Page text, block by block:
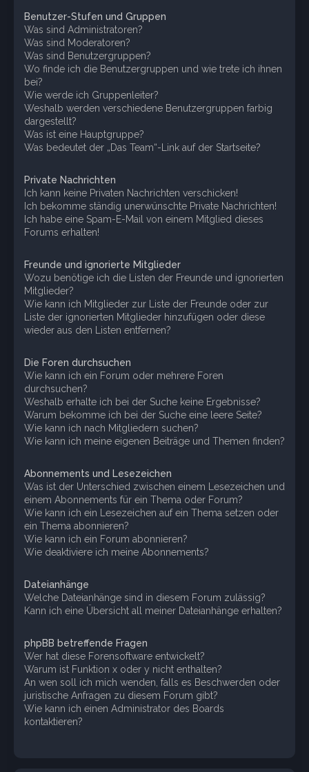
Benutzer-Stufen und Gruppen
Was sind Administratoren?
Was sind Moderatoren?
Was sind Benutzergruppen?
Wo finde ich die Benutzergruppen und wie trete ich ihnen
bei?
Wie werde ich Gruppenleiter?
Weshalb werden verschiedene Benutzergruppen farbig
dargestellt?
Was ist eine Hauptgruppe?
Was bedeutet der „Das Team“-Link auf der Startseite?
Private Nachrichten
Ich kann keine Privaten Nachrichten verschicken!
Ich bekomme ständig unerwünschte Private Nachrichten!
Ich habe eine Spam-E-Mail von einem Mitglied dieses
Forums erhalten!
Freunde und ignorierte Mitglieder
Wozu benötige ich die Listen der Freunde und ignorierten
Mitglieder?
Wie kann ich Mitglieder zur Liste der Freunde oder zur
Liste der ignorierten Mitglieder hinzufügen oder diese
wieder aus den Listen entfernen?
Die Foren durchsuchen
Wie kann ich ein Forum oder mehrere Foren
durchsuchen?
Weshalb erhalte ich bei der Suche keine Ergebnisse?
Warum bekomme ich bei der Suche eine leere Seite?
Wie kann ich nach Mitgliedern suchen?
Wie kann ich meine eigenen Beiträge und Themen finden?
Abonnements und Lesezeichen
Was ist der Unterschied zwischen einem Lesezeichen und
einem Abonnements für ein Thema oder Forum?
Wie kann ich ein Lesezeichen auf ein Thema setzen oder
ein Thema abonnieren?
Wie kann ich ein Forum abonnieren?
Wie deaktiviere ich meine Abonnements?
Dateianhänge
Welche Dateianhänge sind in diesem Forum zulässig?
Kann ich eine Übersicht all meiner Dateianhänge erhalten?
phpBB betreffende Fragen
Wer hat diese Forensoftware entwickelt?
Warum ist Funktion x oder y nicht enthalten?
An wen soll ich mich wenden, falls es Beschwerden oder
juristische Anfragen zu diesem Forum gibt?
Wie kann ich einen Administrator des Boards
kontaktieren?